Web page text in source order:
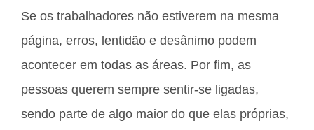
Se os trabalhadores não estiverem na mesma
página, erros, lentidão e desânimo podem
acontecer em todas as áreas. Por fim, as
pessoas querem sempre sentir-se ligadas,
sendo parte de algo maior do que elas próprias,